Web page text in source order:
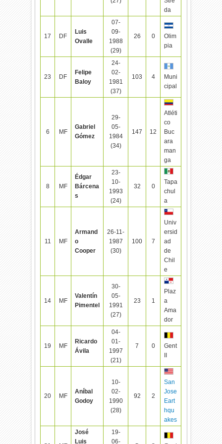
da
17 DF
Luis
Ovalle
07-
09-
1988
(29)
26 0
Olim
pia
23 DF
Felipe
Baloy
24-
02-
1981
(37)
103 4
Muni
cipal
6 MF
Gabriel
Gómez
29-
05-
1984
(34)
147 12
Atléti
co
Buc
ara
man
ga
8 MF
Édgar
Bárcena
s
23-
10-
1993
(24)
32 0
Tapa
chul
a
11 MF
Armand
o
Cooper
26-11-
1987
(30)
100 7
Univ
ersid
ad
de
Chil
e
14 MF
Valentín
Pimentel
30-
05-
1991
(27)
23 1
Plaz
a
Ama
dor
19 MF
Ricardo
Ávila
04-
01-
1997
(21)
7 0
Gent
20 MF
Aníbal
Godoy
10-
02-
1990
(28)
92 2
San
Jose
Eart
hqu
akes
José
Luis
19-
06-